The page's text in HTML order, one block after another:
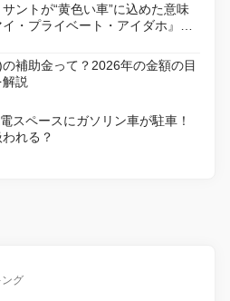
ントが“黄色い車”に込めた意味
・プライベート・アイダホ』が
スター版で復活
補助金って？2026年の金額の目
説
スペースにガソリン車が駐車！
れる？
グ